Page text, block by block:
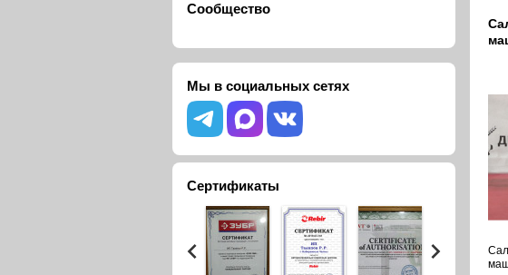
Сообщество
Мы в социальных сетях
Сертификаты